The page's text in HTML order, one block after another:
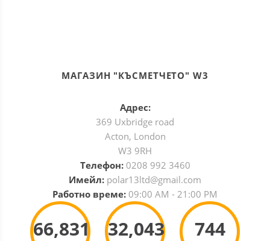
МАГАЗИН "КЪСМЕТЧЕТО" W3
Адрес:
369 Uxbridge road
Acton, London
W3 9RH
Телефон: 0208 992 3460
Имейл: polar13ltd@gmail.com
Работно време: 09:00 AM - 21:00 PM
66,831 32,043 744